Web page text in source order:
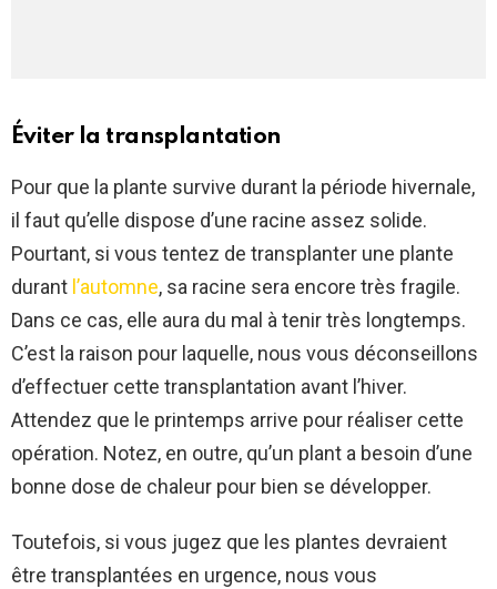
Éviter la transplantation
Pour que la plante survive durant la période hivernale,
il faut qu’elle dispose d’une racine assez solide.
Pourtant, si vous tentez de transplanter une plante
durant l’automne, sa racine sera encore très fragile.
Dans ce cas, elle aura du mal à tenir très longtemps.
C’est la raison pour laquelle, nous vous déconseillons
d’effectuer cette transplantation avant l’hiver.
Attendez que le printemps arrive pour réaliser cette
opération. Notez, en outre, qu’un plant a besoin d’une
bonne dose de chaleur pour bien se développer.
Toutefois, si vous jugez que les plantes devraient
être transplantées en urgence, nous vous